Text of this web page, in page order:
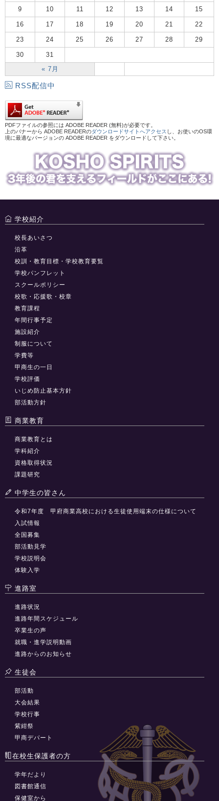
« 7月
9 10 11 12 13 14 15
16 17 18 19 20 21 22
23 24 25 26 27 28 29
30 31
RSS配信中
PDFファイルの参照には ADOBE READER (無料)が必要です。
上のバナーから ADOBE READERのダウンロードサイトへアクセス し、お使いのOS環
境に最適なバージョンの ADOBE READER をダウンロードして下さい。
学校紹介
校長あいさつ
沿革
校訓・教育目標・学校教育要覧
学校パンフレット
スクールポリシー
校歌・応援歌・校章
教育課程
年間行事予定
施設紹介
制服について
学費等
甲商生の一日
学校評価
いじめ防止基本方針
部活動方針
商業教育
商業教育とは
学科紹介
資格取得状況
課題研究
中学生の皆さん
令和7年度 甲府商業高校における生徒使用端末の仕様について
入試情報
全国募集
部活動見学
学校説明会
体験入学
進路室
進路状況
進路年間スケジュール
卒業生の声
就職・進学説明動画
進路からのお知らせ
生徒会
部活動
大会結果
学校行事
紫紺祭
甲商デパート
在校生保護者の方
学年だより
図書館通信
保健室から